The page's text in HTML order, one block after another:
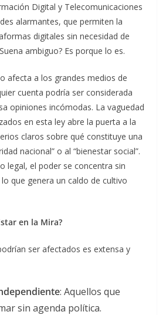
Digital y Telecomunicaciones
alarmantes, que permiten la
digitales sin necesidad de
ambiguo? Es porque lo es.
afecta a los grandes medios de
cuenta podría ser considerada
opiniones incómodas. La vaguedad
en esta ley abre la puerta a la
claros sobre qué constituye una
nacional” o al “bienestar social”.
legal, el poder se concentra sin
que genera un caldo de cultivo
en la Mira?
ser afectados es extensa y
: Aquellos que
sin agenda política.